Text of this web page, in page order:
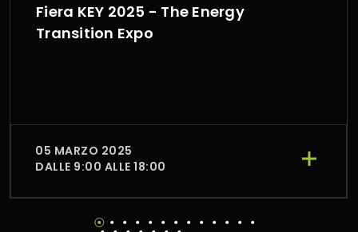
Fiera KEY 2025 - The Energy
Transition Expo
05 MARZO 2025
DALLE 9:00 ALLE 18:00